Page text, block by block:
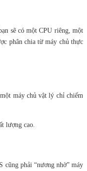
sẽ có một CPU riêng, một
phân chia từ máy chủ thực
máy chủ vật lý chỉ chiếm
lượng cao.
cũng phải “nương nhờ” máy